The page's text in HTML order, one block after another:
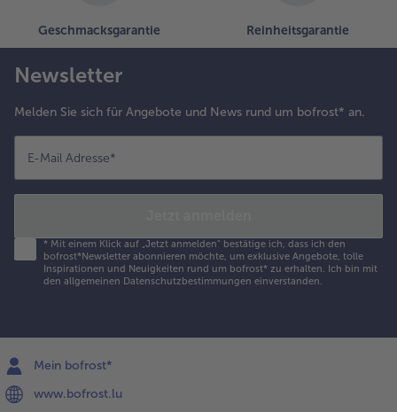
Geschmacksgarantie Reinheitsgarantie
Newsletter
Melden Sie sich für Angebote und News rund um bofrost* an.
E-Mail Adresse*
* Mit einem Klick auf „Jetzt anmelden" bestätige ich, dass ich den
bofrost*Newsletter abonnieren möchte, um exklusive Angebote, tolle
Inspirationen und Neuigkeiten rund um bofrost* zu erhalten. Ich bin mit
den allgemeinen Datenschutzbestimmungen einverstanden.
Mein bofrost*
www.bofrost.lu